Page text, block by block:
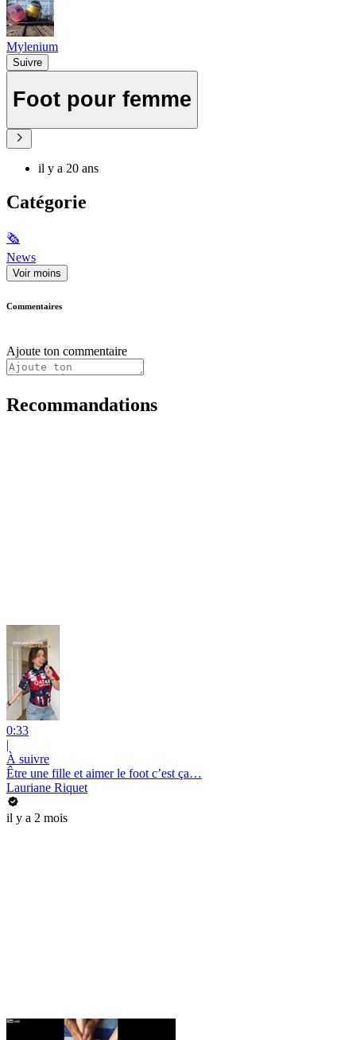
Mylenium
Suivre
Foot pour femme
il y a 20 ans
Catégorie
🗞
News
Voir moins
Commentaires
Ajoute ton commentaire
Recommandations
0:33
|
À suivre
Être une fille et aimer le foot c’est ça…
Lauriane Riquet
il y a 2 mois